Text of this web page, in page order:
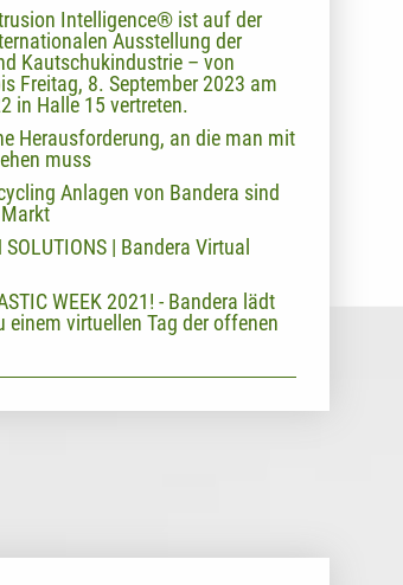
Intelligence® ist auf der
Ausstellung der
Kautschukindustrie – von
Freitag, 8. September 2023 am
in Halle 15 vertreten.
Herausforderung, an die man mit
muss
Anlagen von Bandera sind
SOLUTIONS | Bandera Virtual
WEEK 2021! - Bandera lädt
einem virtuellen Tag der offenen